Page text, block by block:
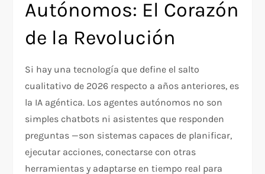
Autónomos: El Corazón
de la Revolución
Si hay una tecnología que define el salto
cualitativo de 2026 respecto a años anteriores, es
la IA agéntica. Los agentes autónomos no son
simples chatbots ni asistentes que responden
preguntas —son sistemas capaces de planificar,
ejecutar acciones, conectarse con otras
herramientas y adaptarse en tiempo real para